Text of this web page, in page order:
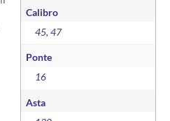
Calibro
45, 47
Ponte
16
Asta